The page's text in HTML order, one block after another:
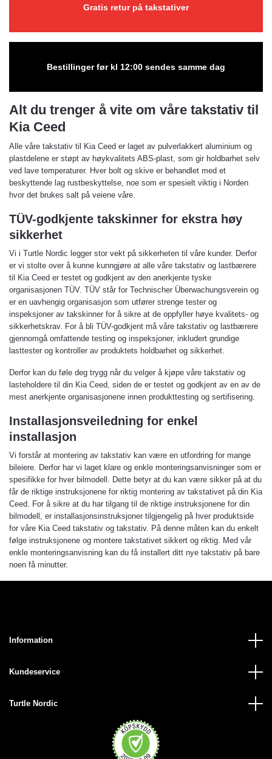
Gratis retur på takstativer
Bestillinger før kl 12:00 sendes samme dag
Alt du trenger å vite om våre takstativ til
Kia Ceed
Alle våre takstativ til Kia Ceed er laget av pulverlakkert aluminium og
plastdelene er støpt av høykvalitets ABS-plast, som gir holdbarhet selv
ved lave temperaturer. Hver bolt og skive er behandlet med et
beskyttende lag rustbeskyttelse, noe som er spesielt viktig i Norden
hvor det brukes salt på veiene våre.
TÜV-godkjente takskinner for ekstra høy
sikkerhet
Vi i Turtle Nordic legger stor vekt på sikkerheten til våre kunder. Derfor
er vi stolte over å kunne kunngjøre at alle våre takstativ og lastbærere
til Kia Ceed er testet og godkjent av den anerkjente tyske
organisasjonen TÜV. TÜV står for Technischer Überwachungsverein og
er en uavhengig organisasjon som utfører strenge tester og
inspeksjoner av takskinner for å sikre at de oppfyller høye kvalitets- og
sikkerhetskrav. For å bli TÜV-godkjent må våre takstativ og lastbærere
gjennomgå omfattende testing og inspeksjoner, inkludert grundige
lasttester og kontroller av produktets holdbarhet og sikkerhet.
Derfor kan du føle deg trygg når du velger å kjøpe våre takstativ og
lasteholdere til din Kia Ceed, siden de er testet og godkjent av en av de
mest anerkjente organisasjonene innen produkttesting og sertifisering.
Installasjonsveiledning for enkel
installasjon
Vi forstår at montering av takstativ kan være en utfordring for mange
bileiere. Derfor har vi laget klare og enkle monteringsanvisninger som er
spesifikke for hver bilmodell. Dette betyr at du kan være sikker på at du
får de riktige instruksjonene for riktig montering av takstativet på din Kia
Ceed. For å sikre at du har tilgang til de riktige instruksjonene for din
bilmodell, er installasjonsinstruksjoner tilgjengelig på hver produktside
for våre Kia Ceed takstativ og takstativ. På denne måten kan du enkelt
følge instruksjonene og montere takstativet sikkert og riktig. Med vår
enkle monteringsanvisning kan du få installert ditt nye takstativ på bare
noen få minutter.
Information
Kundeservice
Turtle Nordic